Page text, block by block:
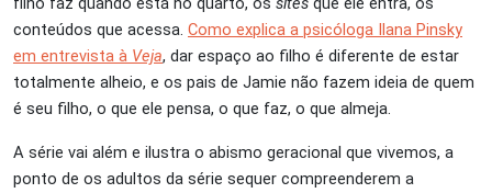
conteúdos que acessa. Como explica a psicóloga Ilana Pinsky
em entrevista à Veja, dar espaço ao filho é diferente de estar
totalmente alheio, e os pais de Jamie não fazem ideia de quem
é seu filho, o que ele pensa, o que faz, o que almeja.
A série vai além e ilustra o abismo geracional que vivemos, a
ponto de os adultos da série sequer compreenderem a